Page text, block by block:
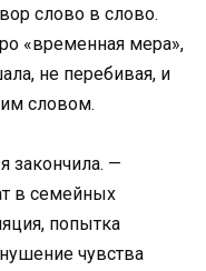
слово в слово.
«временная мера»,
не перебивая, и
словом.
закончила. —
в семейных
попытка
чувства